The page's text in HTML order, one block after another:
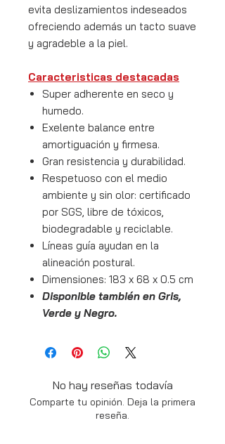
evita deslizamientos indeseados
ofreciendo además un tacto suave
y agradeble a la piel.
Caracteristicas destacadas
Super adherente en seco y
humedo.
Exelente balance entre
amortiguación y firmesa.
Gran resistencia y durabilidad.
Respetuoso con el medio
ambiente y sin olor: certificado
por SGS, libre de tóxicos,
biodegradable y reciclable.
Líneas guía ayudan en la
alineación postural.
Dimensiones: 183 x 68 x 0.5 cm
Disponible también en Gris,
Verde y Negro.
No hay reseñas todavía
Comparte tu opinión. Deja la primera
reseña.